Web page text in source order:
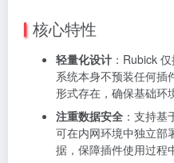
核心特性
轻量化设计 ：Rubick
系统本身不预装任何插
形式存在，确保基础环
注重数据安全 ：支持
可在内网环境中独立部
据，保障插件使用过程